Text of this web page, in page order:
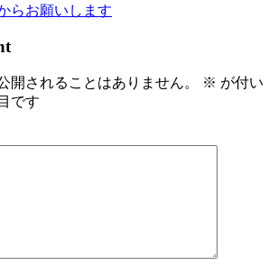
らお願いします
開されることはありません。 ※ が付い
です